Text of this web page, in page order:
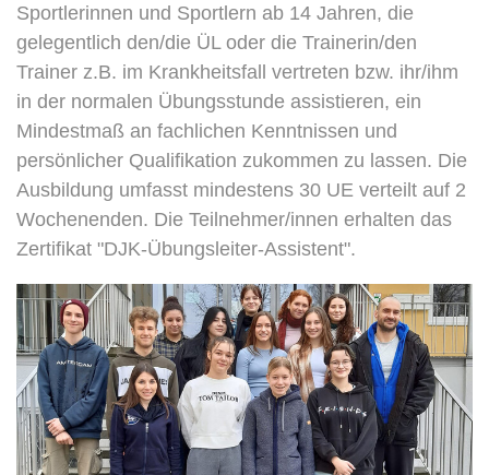
Sportlerinnen und Sportlern ab 14 Jahren, die
gelegentlich den/die ÜL oder die Trainerin/den
Trainer z.B. im Krankheitsfall vertreten bzw. ihr/ihm
in der normalen Übungsstunde assistieren, ein
Mindestmaß an fachlichen Kenntnissen und
persönlicher Qualifikation zukommen zu lassen. Die
Ausbildung umfasst mindestens 30 UE verteilt auf 2
Wochenenden. Die Teilnehmer/innen erhalten das
Zertifikat "DJK-Übungsleiter-Assistent".